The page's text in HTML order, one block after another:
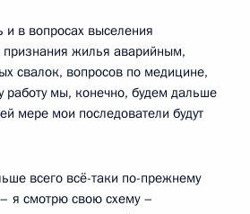
в вопросах выселения
жилья аварийным,
свалок, вопросов по медицине,
работу мы, конечно, будем дальше
мере мои последователи будут
всего всё-таки по-прежнему
я смотрю свою схему –